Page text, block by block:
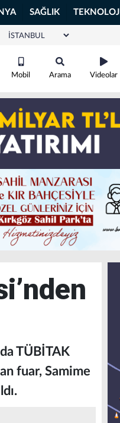
SAĞLIK TEKNOLOJİ
Mobil Arama Videolar
TÜBİTAK
fuar, Samime